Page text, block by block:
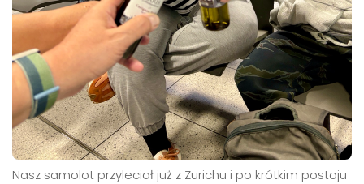
Nasz samolot przyleciał już z Zurichu i po krótkim postoju